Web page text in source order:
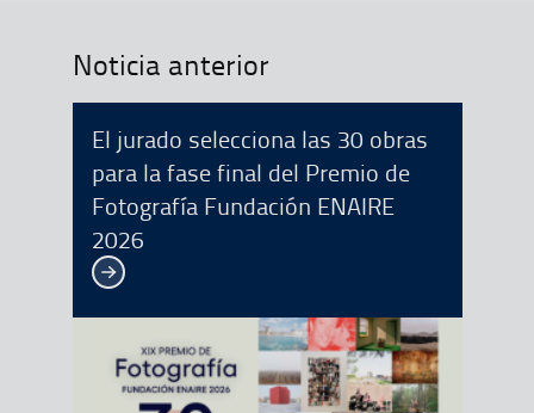
Noticia anterior
El jurado selecciona las 30 obras
para la fase final del Premio de
Fotografía Fundación ENAIRE
2026
Ver más